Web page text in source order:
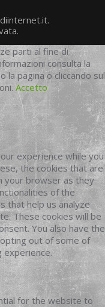
parti al fine di
consulta la
la pagina o cliccando sul
Accetto
experience while you
the cookies that are
your browser as they
of the
that help us analyze
These cookies will be
You also have the
out of some of
experience.
for the website to